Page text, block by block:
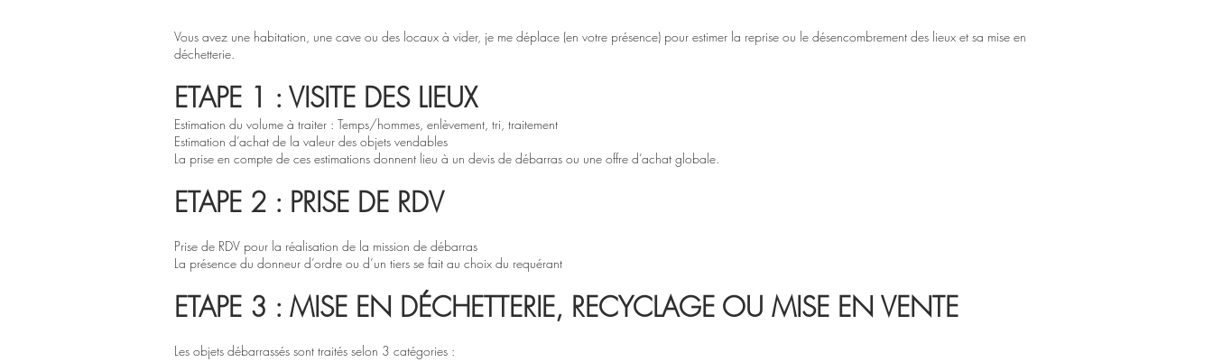
Vous avez une habitation, une cave ou des locaux à vider, je me déplace (en votre présence) pour estimer la reprise ou le désencombrement des lieux et sa mise en
déchetterie.
ETAPE 1 : VISITE DES LIEUX
Estimation du volume à traiter : Temps/hommes, enlèvement, tri, traitement
Estimation d’achat de la valeur des objets vendables
La prise en compte de ces estimations donnent lieu à un devis de débarras ou une offre d’achat globale.
ETAPE 2 : PRISE DE RDV
Prise de RDV pour la réalisation de la mission de débarras
La présence du donneur d’ordre ou d’un tiers se fait au choix du requérant
ETAPE 3 : MISE EN DÉCHETTERIE, RECYCLAGE OU MISE EN VENTE
Les objets débarrassés sont traités selon 3 catégories :